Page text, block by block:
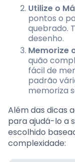
Utilize o
pontos o
quebrado.
desenho.
Memorize
quão
fácil de
padrão
memoriza
Além das dicas
para ajudá-lo a
escolhido
complexidade: